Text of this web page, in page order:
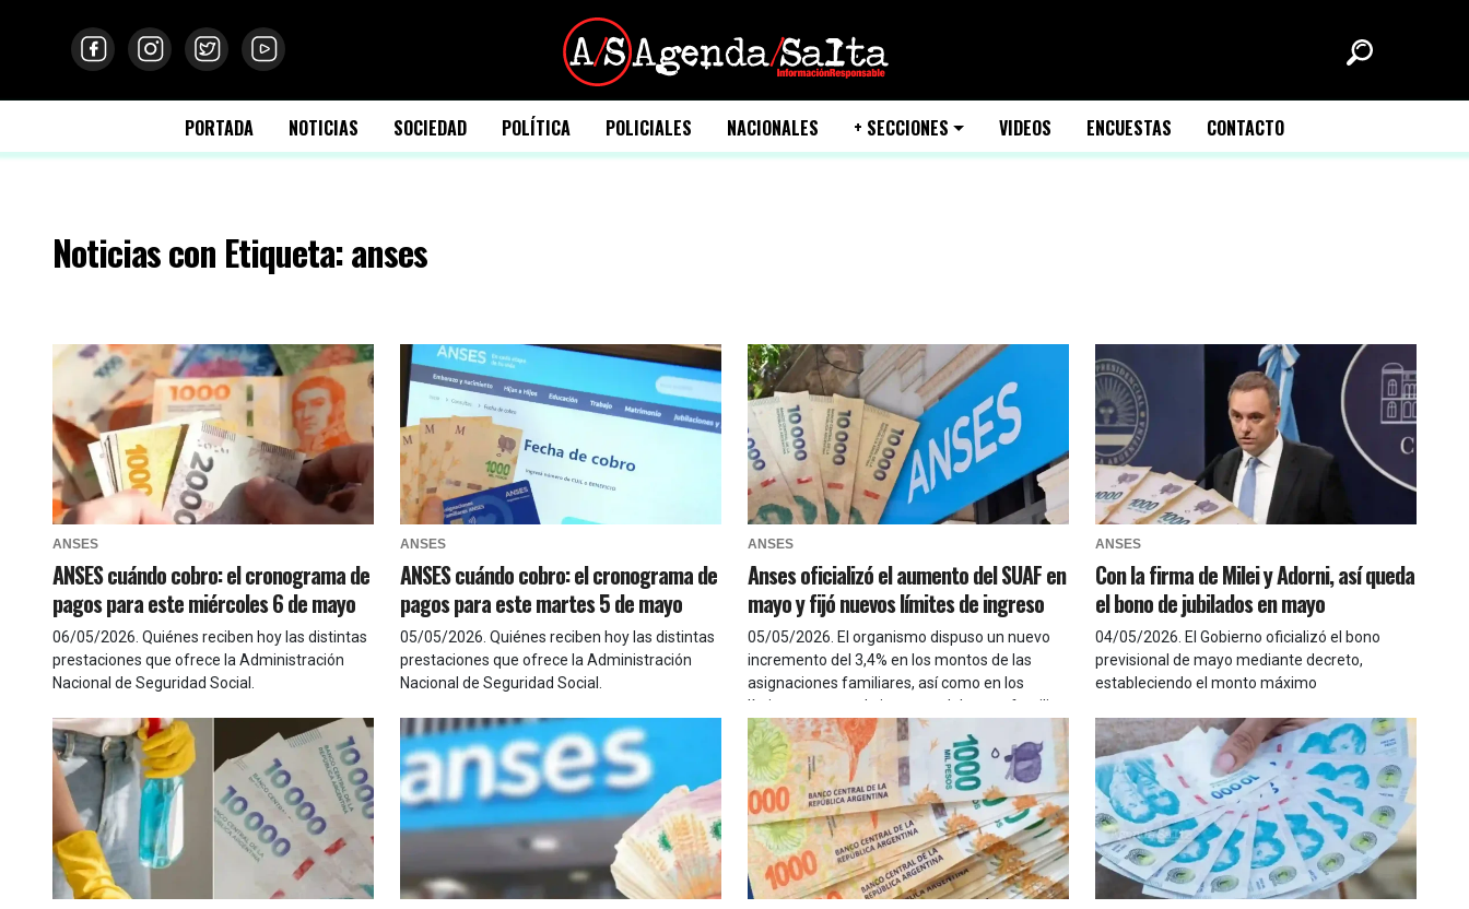
PORTADA NOTICIAS SOCIEDAD POLÍTICA POLICIALES NACIONALES + SECCIONES VIDEOS ENCUESTAS CONTACTO
Noticias con Etiqueta: anses
ANSES
ANSES cuándo cobro: el cronograma de
pagos para este miércoles 6 de mayo
06/05/2026. Quiénes reciben hoy las distintas
prestaciones que ofrece la Administración
Nacional de Seguridad Social.
ANSES
ANSES cuándo cobro: el cronograma de
pagos para este martes 5 de mayo
05/05/2026. Quiénes reciben hoy las distintas
prestaciones que ofrece la Administración
Nacional de Seguridad Social.
ANSES
Anses oficializó el aumento del SUAF en
mayo y fijó nuevos límites de ingreso
05/05/2026. El organismo dispuso un nuevo
incremento del 3,4% en los montos de las
asignaciones familiares, así como en los
límites y rangos de ingresos del grupo familiar
ANSES
Con la firma de Milei y Adorni, así queda
el bono de jubilados en mayo
04/05/2026. El Gobierno oficializó el bono
previsional de mayo mediante decreto,
estableciendo el monto máximo